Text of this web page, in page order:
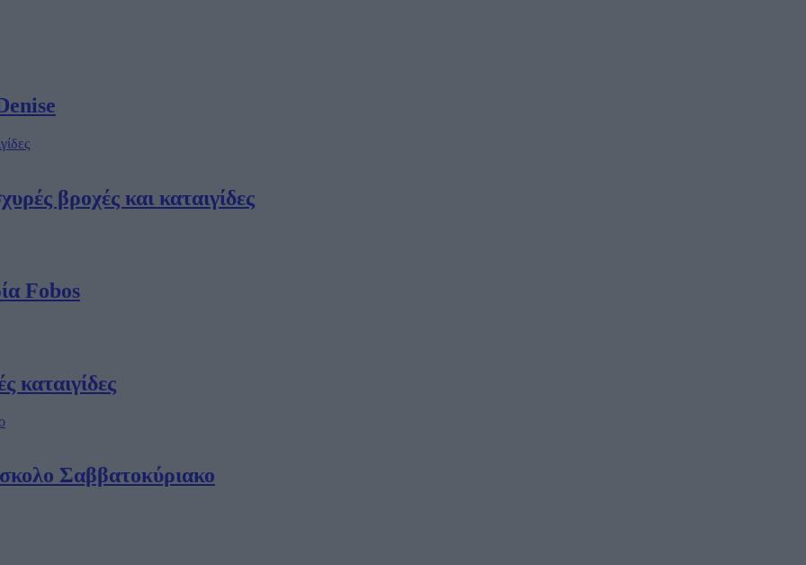
βροχές και καταιγίδες
Fobos
καταιγίδες
Σαββατοκύριακο